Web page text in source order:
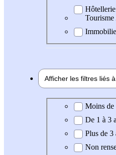
Afficher les filtres liés
ExpérienceMoins de
De 1 à 3
Plus de 3
Non